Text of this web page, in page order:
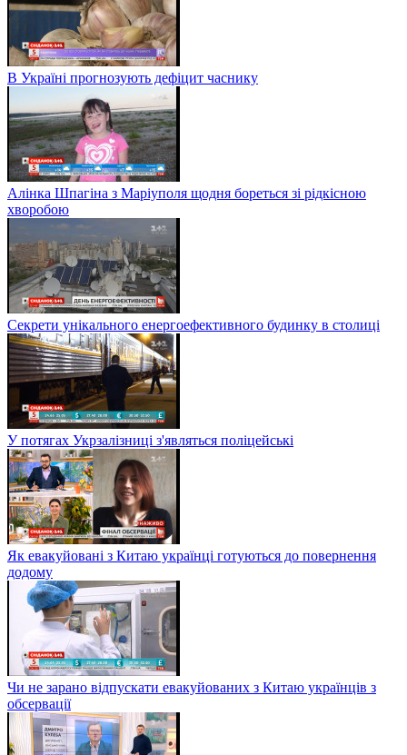
В Україні прогнозують дефіцит часнику
Алінка Шпагіна з Маріуполя щодня бореться зі рідкісною
хворобою
Секрети унікального енергоефективного будинку в столиці
У потягах Укрзалізниці з'являться поліцейські
Як евакуйовані з Китаю українці готуються до повернення
додому
Чи не зарано відпускати евакуйованих з Китаю українців з
обсервації